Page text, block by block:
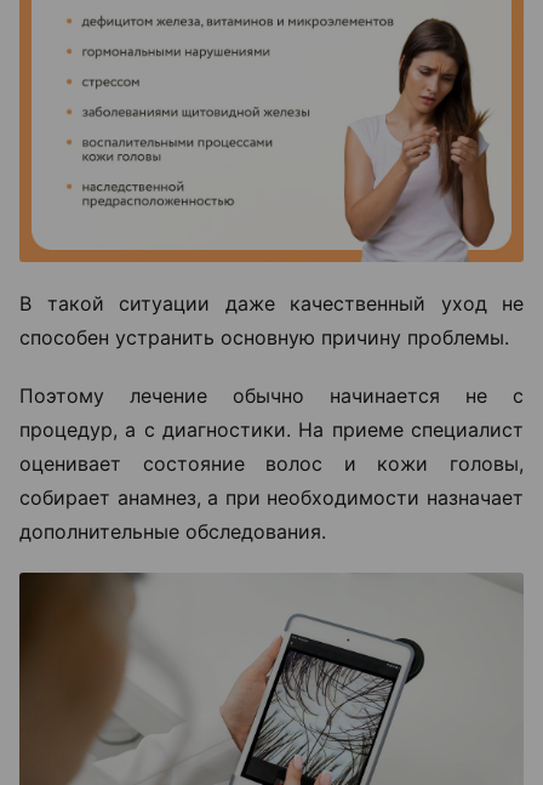
В такой ситуации даже качественный уход не
способен устранить основную причину проблемы.
Поэтому лечение обычно начинается не с
процедур, а с диагностики. На приеме специалист
оценивает состояние волос и кожи головы,
собирает анамнез, а при необходимости назначает
дополнительные обследования.